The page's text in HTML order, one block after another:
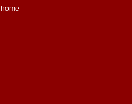
home